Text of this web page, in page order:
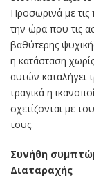
Προσωρινά με τις
την ώρα που τις
βαθύτερης
η κατάσταση
αυτών καταλήγει
τραγικά η
σχετίζονται με
τους.
Συνήθη
Διαταραχής